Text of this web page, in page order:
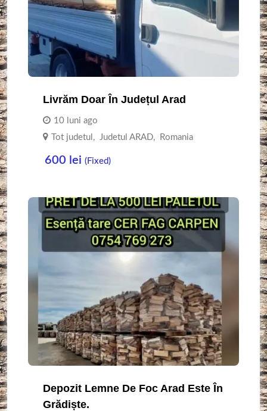
Livrăm Doar În Județul Arad
10 luni ago
Tot judetul , Judetul ARAD, Romania
600 lei (Fixed)
Depozit Lemne De Foc Arad Este În
Grădiște.